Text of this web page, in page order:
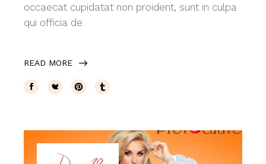
occaecat cupidatat non proident, sunt in culpa
qui officia de
READ MORE